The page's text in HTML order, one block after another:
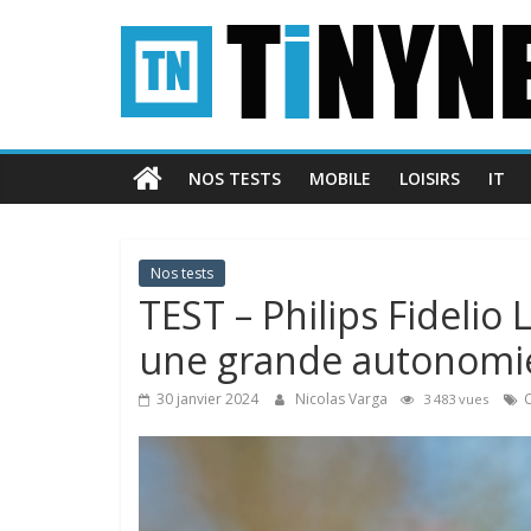
Tinynews
Le
belge
connectéNOS TESTS MOBILE LOISIRS IT
Nos tests
TEST – Philips
une grande
30 janvier 2024 Nicolas Varga 3 483 vues